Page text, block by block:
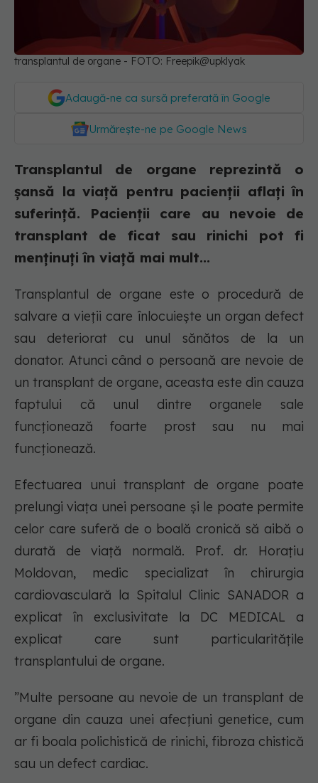
transplantul de organe - FOTO: Freepik@upklyak
Adaugă-ne ca sursă preferată în Google
Urmărește-ne pe Google News
Transplantul de organe reprezintă o
șansă la viață pentru pacienții aflați în
suferință. Pacienții care au nevoie de
transplant de ficat sau rinichi pot fi
menținuți în viață mai mult...
Transplantul de organe este o procedură de
salvare a vieții care înlocuiește un organ defect
sau deteriorat cu unul sănătos de la un
donator. Atunci când o persoană are nevoie de
un transplant de organe, aceasta este din cauza
faptului că unul dintre organele sale
funcționează foarte prost sau nu mai
funcționează.
Efectuarea unui transplant de organe poate
prelungi viața unei persoane și le poate permite
celor care suferă de o boală cronică să aibă o
durată de viață normală. Prof. dr. Horațiu
Moldovan, medic specializat în chirurgia
cardiovasculară la Spitalul Clinic SANADOR a
explicat în exclusivitate la DC MEDICAL a
explicat care sunt particularitățile
transplantului de organe.
”Multe persoane au nevoie de un transplant de
organe din cauza unei afecțiuni genetice, cum
ar fi boala polichistică de rinichi, fibroza chistică
sau un defect cardiac.